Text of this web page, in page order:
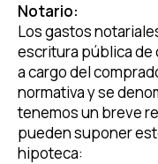
Notario:
Los gastos
escritura pública de
a cargo del
normativa y se
tenemos un breve
pueden suponer
hipoteca: